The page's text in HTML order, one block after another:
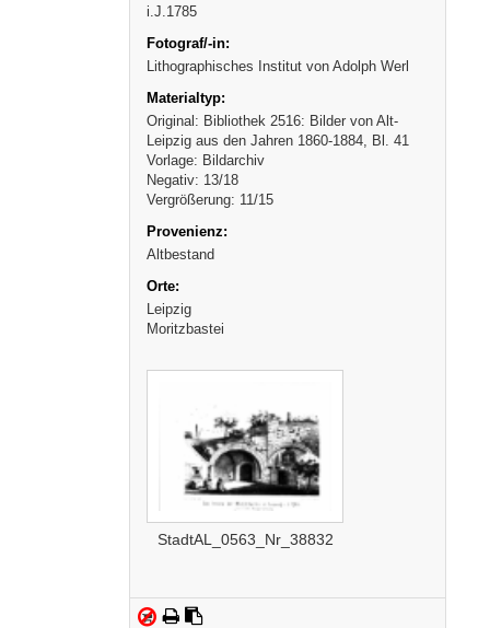
i.J.1785
Lithographisches Institut von Adolph Werl
Original: Bibliothek 2516: Bilder von Alt-
Leipzig aus den Jahren 1860-1884, Bl. 41
Vorlage: Bildarchiv
Negativ: 13/18
Vergrößerung: 11/15
Altbestand
Leipzig
Moritzbastei
StadtAL_0563_Nr_38832